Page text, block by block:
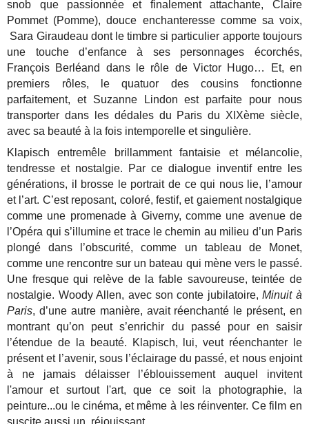
snob que passionnée et finalement attachante, Claire
Pommet (Pomme), douce enchanteresse comme sa voix,
Sara Giraudeau dont le timbre si particulier apporte toujours
une touche d’enfance à ses personnages écorchés,
François Berléand dans le rôle de Victor Hugo… Et, en
premiers rôles, le quatuor des cousins fonctionne
parfaitement, et Suzanne Lindon est parfaite pour nous
transporter dans les dédales du Paris du XIXème siècle,
avec sa beauté à la fois intemporelle et singulière.
Klapisch entremêle brillamment fantaisie et mélancolie,
tendresse et nostalgie. Par ce dialogue inventif entre les
générations, il brosse le portrait de ce qui nous lie, l’amour
et l’art. C’est reposant, coloré, festif, et gaiement nostalgique
comme une promenade à Giverny, comme une avenue de
l’Opéra qui s’illumine et trace le chemin au milieu d’un Paris
plongé dans l’obscurité, comme un tableau de Monet,
comme une rencontre sur un bateau qui mène vers le passé.
Une fresque qui relève de la fable savoureuse, teintée de
nostalgie. Woody Allen, avec son conte jubilatoire,Minuit à
Paris, d’une autre manière, avait réenchanté le présent, en
montrant qu’on peut s’enrichir du passé pour en saisir
l’étendue de la beauté. Klapisch, lui, veut réenchanter le
présent et l’avenir, sous l’éclairage du passé, et nous enjoint
à ne jamais délaisser l’éblouissement auquel invitent
l'amour et surtout l'art, que ce soit la photographie, la
peinture...ou le cinéma, et même à les réinventer. Ce film en
suscite aussi un, réjouissant.